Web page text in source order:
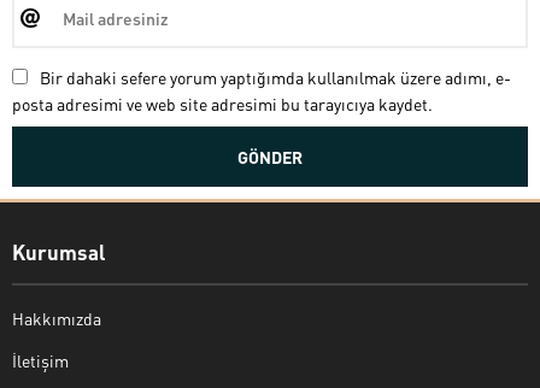
Bir dahaki sefere yorum yaptığımda kullanılmak üzere adımı, e-
posta adresimi ve web site adresimi bu tarayıcıya kaydet.
Kurumsal
Hakkımızda
İletişim